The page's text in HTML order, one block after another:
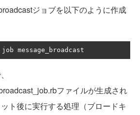
ジョブを以下のように作成
message_broadcast
ファイルが生成され
ト後に実行する処理（ブロードキ